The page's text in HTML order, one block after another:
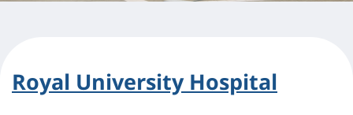
Royal University Hospital